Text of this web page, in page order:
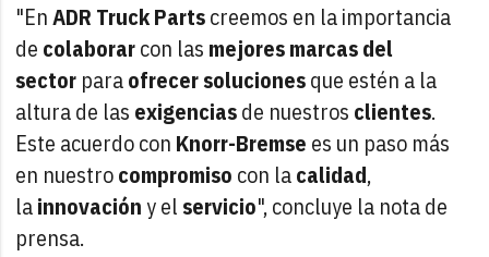
"EnADR Truck Partscreemos en la importancia
de colaborarcon las mejores marcas del
sector paraofrecer solucionesque estén a la
altura de las exigenciasde nuestros clientes.
Este acuerdo con Knorr-Bremse es un paso más
en nuestrocompromiso con lacalidad,
lainnovacióny el servicio", concluye la nota de
prensa.